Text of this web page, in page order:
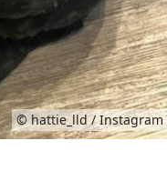
© hattie_lld / Instagram